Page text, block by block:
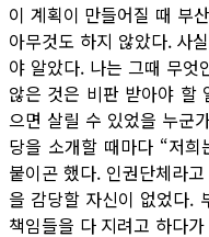
이 계획이 만들어질 때 부
아무것도 하지 않았다. 사
야 알았다. 나는 그때 무엇
않은 것은 비판 받아야 할
으면 살릴 수 있었을 누군
당을 소개할 때마다 “저
붙이곤 했다. 인권단체라
을 감당할 자신이 없었다.
책임들을 다 지려고 하다